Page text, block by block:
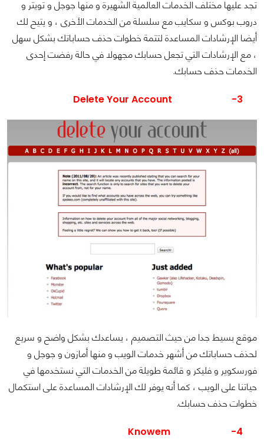
تجد عليها مختلف الخدمات العالمية الشهيرة و منها جوجل و تويتر و
دروب بوكس و سكايب مع سلسلة من الخدمات الأخرى ، و يتيح لك
أيضا الإرشادات المساعدة لتتمة خطوات حذف حساباتك بشكل سهل
، مع الإرشادات التي تجعل حسابك مجهولا في حالة رفضت إحدى
الخدمات حذف حسابك.
3-
Delete Your Account
موقع بسيط جدا من حيث التصميم ، يساعدك بشكل واضح و سريع
لحذف حساباتك من أشهر خدمات الويب و منها أمازون و جوجل و
فورسكوير و فليكر و قائمة طويلة من الخدمات التي نستخدمها في
حياتنا على الويب ، كما أنه يوفر لك الإرشادات المساعدة على استكمال
خطوات حذف حسابك.
4-
Knowem